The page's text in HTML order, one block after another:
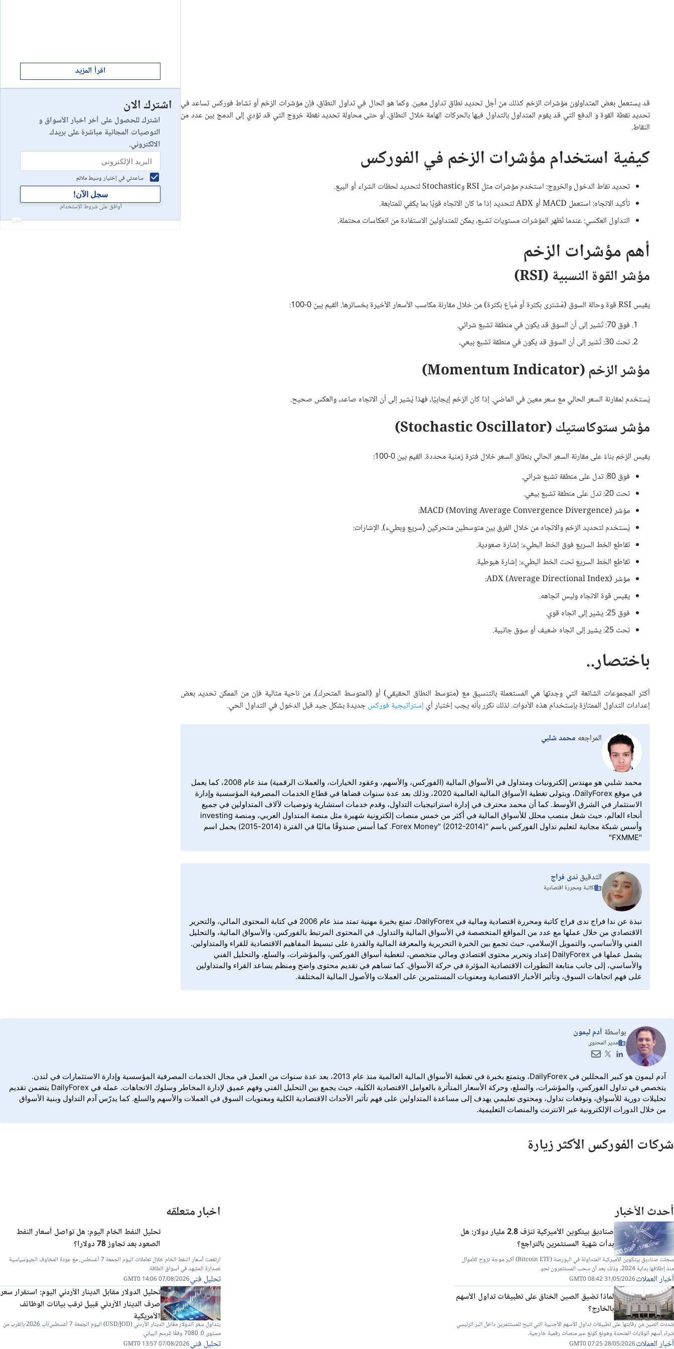
قد يستعمل بعض المتداولون مؤشرات الزخم كذلك من أجل تحديد نطاق تداول معين. وكما هو الحال في تداول النطاق، فإن مؤشرات الزخم أو نشاط فوركس تساعد في
تحديد نقطة القوة و الدفع التي قد يقوم المتداول بالتداول فيها بالحركات الهامة خلال النطاق، أو حتى محاولة تحديد نقطة خروج التي قد تؤدي إلى الدمج بين عدد من
النقاط.
كيفية استخدام مؤشرات الزخم في الفوركس
تحديد نقاط الدخول والخروج: استخدم مؤشرات مثل RSI وStochastic لتحديد لحظات الشراء أو البيع.
تأكيد الاتجاه: استعمل MACD أو ADX لتحديد إذا ما كان الاتجاه قويًا بما يكفي للمتابعة.
التداول العكسي: عندما تُظهر المؤشرات مستويات تشبع، يمكن للمتداولين الاستفادة من انعكاسات محتملة.
أهم مؤشرات الزخم
مؤشر القوة النسبية (RSI)
يقيس RSI قوة وحالة السوق (مُشترى بكثرة أو مُباع بكثرة) من خلال مقارنة مكاسب الأسعار الأخيرة بخسائرها. القيم بين 0-100:
فوق 70: تُشير إلى أن السوق قد يكون في منطقة تشبع شرائي.
تحت 30: تُشير إلى أن السوق قد يكون في منطقة تشبع بيعي.
مؤشر الزخم (Momentum Indicator)
يُستخدم لمقارنة السعر الحالي مع سعر معين في الماضي. إذا كان الزخم إيجابيًا، فهذا يُشير إلى أن الاتجاه صاعد، والعكس صحيح.
مؤشر ستوكاستيك (Stochastic Oscillator)
يقيس الزخم بناءً على مقارنة السعر الحالي بنطاق السعر خلال فترة زمنية محددة. القيم بين 0-100:
فوق 80: تدل على منطقة تشبع شرائي.
تحت 20: تدل على منطقة تشبع بيعي.
مؤشر MACD (Moving Average Convergence Divergence):
يُستخدم لتحديد الزخم والاتجاه من خلال الفرق بين متوسطين متحركين (سريع وبطيء). الإشارات:
تقاطع الخط السريع فوق الخط البطيء: إشارة صعودية.
تقاطع الخط السريع تحت الخط البطيء: إشارة هبوطية.
مؤشر ADX (Average Directional Index):
يقيس قوة الاتجاه وليس اتجاهه.
فوق 25: يشير إلى اتجاه قوي.
تحت 25: يشير إلى اتجاه ضعيف أو سوق جانبية.
باختصار..
أكثر المجموعات الشائعة التي وجدتها هي المستعملة بالتنسيق مع (متوسط النطاق الحقيقي) أو (المتوسط المتحرك)، من ناحية مثالية فإن من الممكن تحديد بعض
إعدادات التداول الممتازة بإستخدام هذه الأدوات. لذلك نكرر بأنه يجب إختبار أي إستراتيجية فوركسجديدة بشكل جيد قبل الدخول في التداول الحي.
المراجعه محمد شلبي
محمد شلبي هو مهندس إلكترونيات ومتداول في الأسواق المالية (الفوركس، والأسهم، وعقود الخيارات، والعملات الرقمية) منذ عام 2008، كما يعمل
في موقع DailyForex، ويتولى تغطية الأسواق المالية العالمية 2020، وذلك بعد عدة سنوات قضاها في قطاع الخدمات المصرفية المؤسسية وإدارة
الاستثمار في الشرق الأوسط. كما أن محمد محترف في إدارة استراتيجيات التداول، وقدم خدمات استشارية وتوصيات لآلاف المتداولين في جميع
أنحاء العالم، حيث شغل منصب محلل للأسواق المالية في أكثر من خمس منصات إلكترونية شهيرة مثل منصة المتداول العربي، ومنصة investing
وأسس شبكة مجانية لتعليم تداول الفوركس باسم "Forex Money" (2012-2014). كما أسس صندوقًا ماليًا في الفترة (2014-2015) يحمل اسم
"FXMME"
التدقيقندى فراج
كاتبة ومحررة اقتصادية
نبذة عن ندا فراج ندى فراج كاتبة ومحررة اقتصادية ومالية في DailyForex، تمتع بخبرة مهنية تمتد منذ عام 2006 في كتابة المحتوى المالي، والتحرير
الاقتصادي من خلال عملها مع عدد من المواقع المتخصصة في الأسواق المالية والتداول. في المحتوى المرتبط بالفوركس، والأسواق المالية، والتحليل
الفني والأساسي، والتمويل الإسلامي، حيث تجمع بين الخبرة التحريرية والمعرفة المالية والقدرة على تبسيط المفاهيم الاقتصادية للقراء والمتداولين.
يشمل عملها في DailyForex إعداد وتحرير محتوى اقتصادي ومالي متخصص، لتغطية أسواق الفوركس، والمؤشرات، والسلع، والتحليل الفني
والأساسي، إلى جانب متابعة التطورات الاقتصادية المؤثرة في حركة الأسواق. كما تساهم في تقديم محتوى واضح ومنظم يساعد القراء والمتداولين
على فهم اتجاهات السوق، وتأثير الأخبار الاقتصادية ومعنويات المستثمرين على العملات والأصول المالية المختلفة.
إستعراض شركة
10
اقرأ المزيد
اشترك الان
اشترك للحصول على آخر اخبار الأسواق و
التوصيات المجانية مباشرة على بريدك
الالكتروني.
ساعدني في إختيار وسيط ملائم
سجل الآن!
أوافق على شروط الإستخدام.
أعلان
بواسطة آدم ليمون
مدير المحتوى
آدم ليمون هو كبير المحللين في DailyForex، ويتمتع بخبرة في تغطية الأسواق المالية العالمية منذ عام 2013، بعد عدة سنوات من العمل في مجال الخدمات المصرفية المؤسسية وإدارة الاستثمارات في لندن.
يتخصص في تداول الفوركس، والمؤشرات، والسلع، وحركة الأسعار المتأثرة بالعوامل الاقتصادية الكلية، حيث يجمع بين التحليل الفني وفهم عميق لإدارة المخاطر وسلوك الاتجاهات. عمله في DailyForex يتضمن تقديم
تحليلات دورية للأسواق، وتوقعات تداول، ومحتوى تعليمي يهدف إلى مساعدة المتداولين على فهم تأثير الأحداث الاقتصادية الكلية ومعنويات السوق في العملات والأسهم والسلع. كما يدرّس آدم التداول وبنية الأسواق
من خلال الدورات الإلكترونية عبر الانترنت والمنصات التعليمية.
شركات الفوركس الأكثر زيارة
أحدث الأخبار
صناديق بيتكوين الأميركية تنزف 2.8 مليار دولار: هل
بدأت شهية المستثمرين بالتراجع؟
سجلت صناديق بيتكوين الأميركية المتداولة في البورصة (Bitcoin ETF) أكبر موجة نزوح للأموال
منذ إطلاقها بداية 2024، وذلك بعد أن سحب المستثمرون نحو.
أخبار العملات31/05/2026 08:42 GMT0
لماذا تضيق الصين الخناق على تطبيقات تداول الأسهم
بالخارج؟
شددت الصين من رقابتها على تطبيقات تداول الأسهم الأجنبية التي تتيح للمستثمرين داخل البر الرئيسي
شراء أسهم الولايات المتحدة وهونغ كونغ عبر منصات رقمية خارجية.
أخبار العملات28/05/2026 07:25 GMT0
اخبار متعلقه
تحليل النفط الخام اليوم: هل تواصل أسعار النفط
الصعود بعد تجاوز 78 دولارا؟
ارتفعت أسعار النفط الخام خلال تعاملات اليوم الجمعة 7 أغسطس، مع عودة المخاوف الجيوسياسية
لصدارة المشهد في أسواق الطاقة.
تحليل فني07/08/2026 14:06 GMT0
تحليل الدولار مقابل الدينار الأردني اليوم: استقرار سعر
صرف الدينار الأردني قبيل ترقب بيانات الوظائف
الأمريكية
يتداول سعر الدولار مقابل الدينار الأردني (USD/JOD) اليوم الجمعة 7 أغسطس/آب 2026 بالقرب من
مستوى 0. 7080 وفقًا للرسم البياني.
تحليل فني07/08/2026 13:57 GMT0